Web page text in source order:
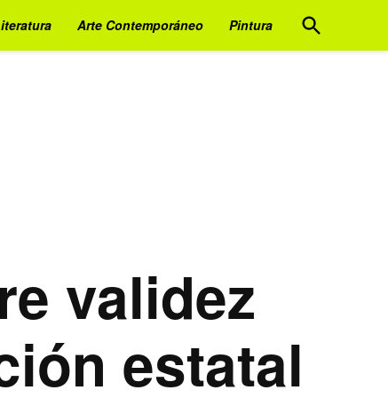
Arte Contemporáneo Pintura
Open
Search
validez
estatal